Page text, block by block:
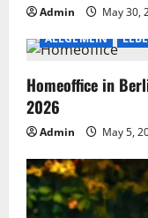
Admin May 30,
ALLGEMEIN
Homeoffice in
2026
Admin May 5,